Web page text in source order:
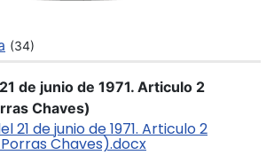
(34)
de junio de 1971. Articulo 2
Chaves)
21 de junio de 1971. Articulo 2
Chaves).docx